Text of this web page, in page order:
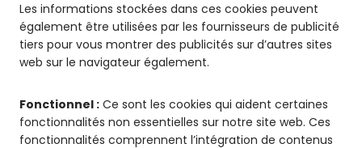
Les informations stockées dans ces cookies peuvent
également être utilisées par les fournisseurs de publicité
tiers pour vous montrer des publicités sur d’autres sites
web sur le navigateur également.
Fonctionnel : Ce sont les cookies qui aident certaines
fonctionnalités non essentielles sur notre site web. Ces
fonctionnalités comprennent l’intégration de contenus